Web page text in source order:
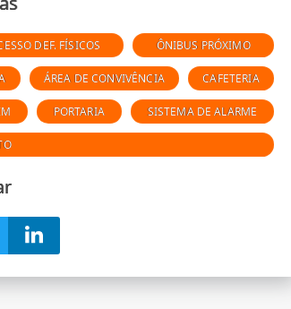
DEF. FÍSICOS ÔNIBUS PRÓXIMO
ÁREA DE CONVIVÊNCIA CAFETERIA
PORTARIA SISTEMA DE ALARME